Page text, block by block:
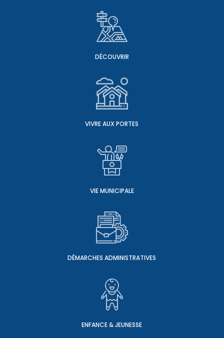
DÉCOUVRIR
VIVRE AUX PORTES
VIE MUNICIPALE
DÉMARCHES ADMINISTRATIVES
ENFANCE & JEUNESSE